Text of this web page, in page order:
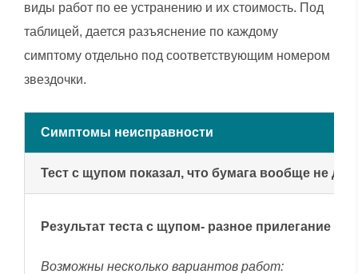
виды работ по ее устранению и их стоимость. Под
таблицей, дается разъяснение по каждому
симптому отдельно под соответствующим номером
звездочки.
Симптомы неисправности
Тест с щупом показал, что бумага вообще не
Результат теста с щупом- разное прилегание
Возможны несколько вариантов работ: